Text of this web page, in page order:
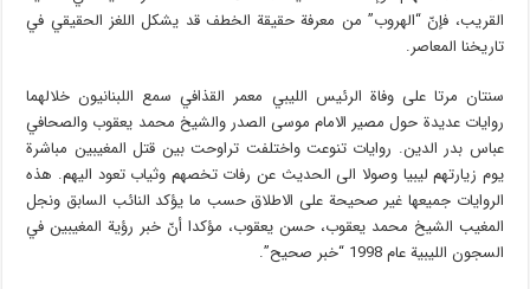
القريب، فإنّ “الهروب” من معرفة حقيقة الخطف قد يشكل اللغز الحقيقي في
تاريخنا المعاصر.
سنتان مرتا على وفاة الرئيس الليبي معمر القذافي سمع اللبنانيون خلالهما
روايات عديدة حول مصير الامام موسى الصدر والشيخ محمد يعقوب والصحافي
عباس بدر الدين. روايات تنوعت واختلفت تراوحت بين قتل المغيبين مباشرة
يوم زيارتهم ليبيا وصولا الى الحديث عن رفات تخصهم وثياب تعود اليهم. هذه
الروايات جميعها غير صحيحة على الاطلاق حسب ما يؤكد النائب السابق ونجل
المغيب الشيخ محمد يعقوب، حسن يعقوب، مؤكدا أنّ خبر رؤية المغيبين في
السجون الليبية عام 1998 “خبر صحيح”.